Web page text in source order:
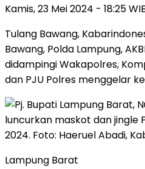
Kamis, 23 Mei 2024 - 18:25
Tulang Bawang,
Bawang, Polda Lampung,
didampingi Wakapolres,
dan PJU Polres menggelar
Lampung Barat